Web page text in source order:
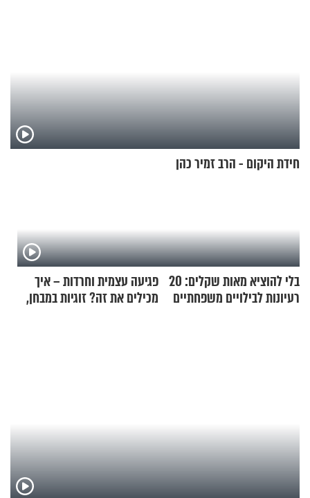
חידת היקום - הרב זמיר כהן
בלי להוציא מאות שקלים: 20
רעיונות לבילויים משפחתיים
פגיעה עצמית וחרדות – איך
מכילים את זה? זוגיות במבחן,